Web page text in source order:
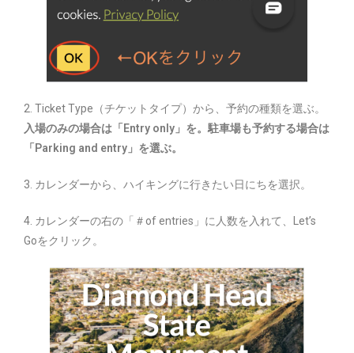
2. Ticket Type（チケットタイプ）から、予約の種類を選ぶ。
入場のみの場合は「Entry only」を。駐車場も予約する場合は
「Parking and entry」を選ぶ。
3. カレンダーから、ハイキングに行きたい日にちを選択。
4. カレンダーの右の「＃of entries」に人数を入れて、Let’s
Goをクリック。